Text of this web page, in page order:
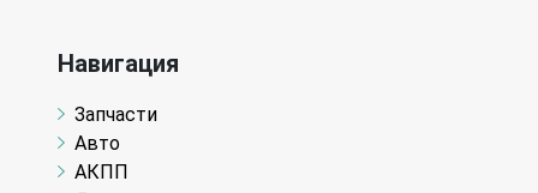
Навигация
Запчасти
Авто
АКПП